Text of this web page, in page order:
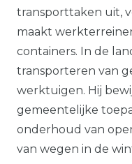
transporttaken uit,
maakt
containers. In de
transporteren van
werktuigen. Hij
gemeentelijke
onderhoud van
van wegen in de